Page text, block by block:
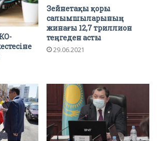
Зейнетақы қоры
салымшыларының
жинағы 12,7 триллион
теңгеден асты
29.06.2021